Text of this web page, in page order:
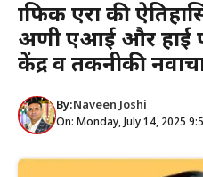
ग्राफिक एरा की
अग्रणी एआई और हाई
केंद्र व तकनीकी
By:Naveen Joshi
On: Monday, July 14, 2025